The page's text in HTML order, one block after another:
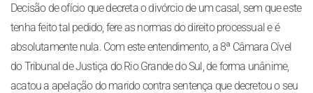
Decisão de ofício que decreta o divórcio de um casal, sem que este
tenha feito tal pedido, fere as normas do direito processual e é
absolutamente nula. Com este entendimento, a 8ª Câmara Cível
do Tribunal de Justiça do Rio Grande do Sul, de forma unânime,
acatou a apelação do marido contra sentença que decretou o seu